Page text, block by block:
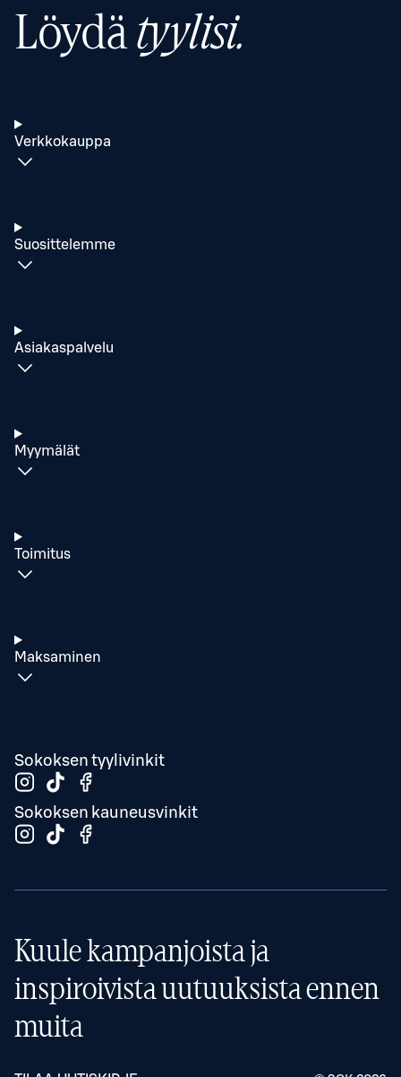
Löydätyylisi.
Verkkokauppa
Suosittelemme
Asiakaspalvelu
Myymälät
Toimitus
Maksaminen
Sokoksen tyylivinkit
Sokoksen kauneusvinkit
Kuule kampanjoista ja
inspiroivista uutuuksista ennen
muita